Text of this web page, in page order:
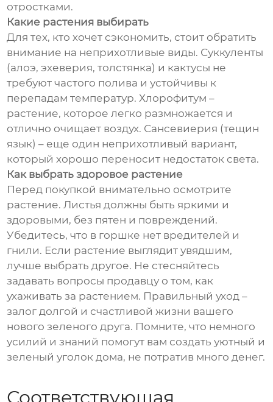
отростками.
Какие растения выбирать
Для тех, кто хочет сэкономить, стоит обратить
внимание на неприхотливые виды. Суккуленты
(алоэ, эхеверия, толстянка) и кактусы не
требуют частого полива и устойчивы к
перепадам температур. Хлорофитум –
растение, которое легко размножается и
отлично очищает воздух. Сансевиерия (тещин
язык) – еще один неприхотливый вариант,
который хорошо переносит недостаток света.
Как выбрать здоровое растение
Перед покупкой внимательно осмотрите
растение. Листья должны быть яркими и
здоровыми, без пятен и повреждений.
Убедитесь, что в горшке нет вредителей и
гнили. Если растение выглядит увядшим,
лучше выбрать другое. Не стесняйтесь
задавать вопросы продавцу о том, как
ухаживать за растением. Правильный уход –
залог долгой и счастливой жизни вашего
нового зеленого друга. Помните, что немного
усилий и знаний помогут вам создать уютный и
зеленый уголок дома, не потратив много денег.